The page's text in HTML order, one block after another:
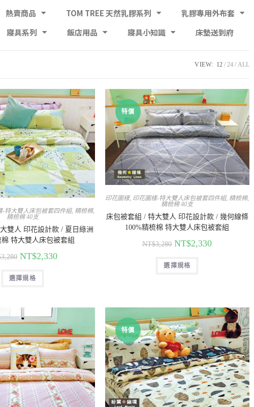
熱賣商品 TOM TREE 天然乳膠系列 乳膠專用外布套
寢具系列 飯店用品 寢具小知識 床墊送到府
VIEW: 12 24 ALL
-特大雙人床包被套四件組, 精梳棉,
精梳棉 40支
雙人 印花設計款 / 夏日綠洲
棉 特大雙人床包被套組
3,280 NT$2,330
選擇規格
特價
印花圖樣, 印花圖樣-特大雙人床包被套四件組, 精梳棉,
精梳棉 40支
床包被套組 / 特大雙人 印花設計款 / 幾何線條
100%精梳棉 特大雙人床包被套組
NT$3,280 NT$2,330
選擇規格
特價